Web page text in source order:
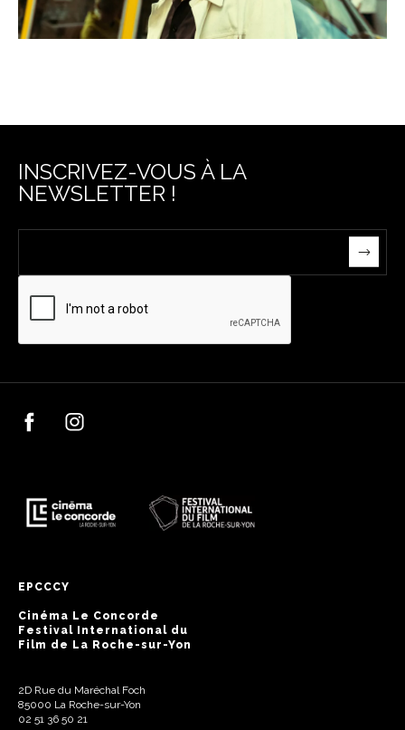
INSCRIVEZ-VOUS À LA
NEWSLETTER !
EPCCCY
Cinéma Le Concorde
Festival International du
Film de La Roche-sur-Yon
2D Rue du Maréchal Foch
85000 La Roche-sur-Yon
02 51 36 50 21